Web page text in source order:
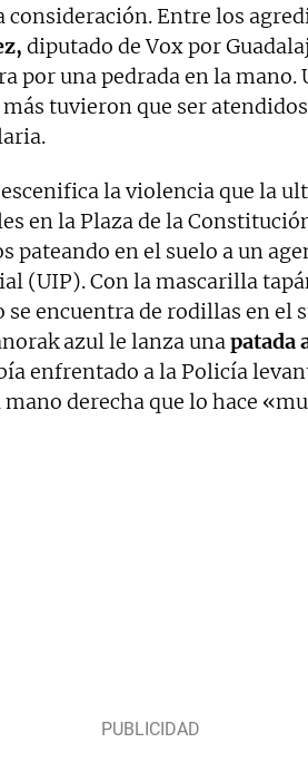
consideración. Entre los
diputado de Vox por
por una pedrada en la
tuvieron que ser
la violencia que la
en la Plaza de la
pateando en el suelo a un
(UIP). Con la mascarilla
encuentra de rodillas en el
azul le lanza unapatada
enfrentado a la Policía
mano derecha que lo hace